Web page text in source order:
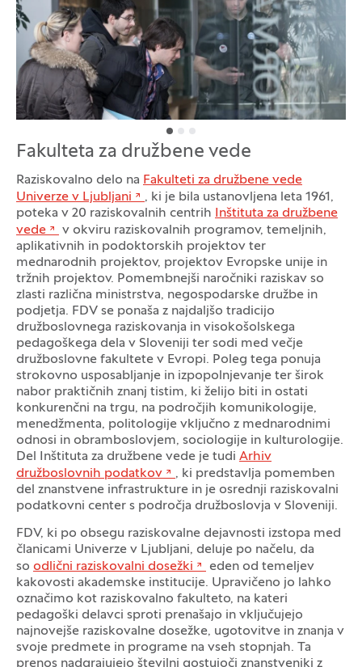
Fakulteta za družbene vede
Raziskovalno delo na Fakulteti za družbene vede
Univerze v Ljubljani
, ki je bila ustanovljena leta 1961,
poteka v 20 raziskovalnih centrih
Inštituta za družbene
vede
v okviru raziskovalnih programov, temeljnih,
aplikativnih in podoktorskih projektov ter
mednarodnih projektov, projektov Evropske unije in
tržnih projektov. Pomembnejši naročniki raziskav so
zlasti različna ministrstva, negospodarske družbe in
podjetja. FDV se ponaša z najdaljšo tradicijo
družboslovnega raziskovanja in visokošolskega
pedagoškega dela v Sloveniji ter sodi med večje
družboslovne fakultete v Evropi. Poleg tega ponuja
strokovno usposabljanje in izpopolnjevanje ter širok
nabor praktičnih znanj tistim, ki želijo biti in ostati
konkurenčni na trgu, na področjih komunikologije,
menedžmenta, politologije vključno z mednarodnimi
odnosi in obramboslovjem, sociologije in kulturologije.
Del Inštituta za družbene vede je tudi Arhiv
družboslovnih podatkov
, ki predstavlja pomemben
del znanstvene infrastrukture in je osrednji raziskovalni
podatkovni center s področja družboslovja v Sloveniji.
FDV, ki po obsegu raziskovalne dejavnosti izstopa med
članicami Univerze v Ljubljani, deluje po načelu, da
so odlični raziskovalni dosežki
eden od temeljev
kakovosti akademske institucije. Upravičeno jo lahko
označimo kot raziskovalno fakulteto, na kateri
pedagoški delavci sproti prenašajo in vključujejo
najnovejše raziskovalne dosežke, ugotovitve in znanja v
svoje predmete in programe na vseh stopnjah. Ta
prenos nadgrajujejo številni gostujoči znanstveniki z